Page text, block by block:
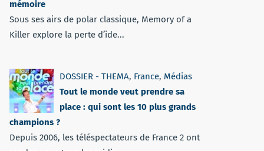
mémoire
Sous ses airs de polar classique, Memory of a
Killer explore la perte d’ide...
DOSSIER - THEMA, France, Médias
Tout le monde veut prendre sa
place : qui sont les 10 plus grands
champions ?
Depuis 2006, les téléspectateurs de France 2 ont